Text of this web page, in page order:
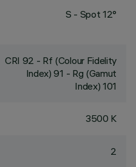
S - Spot 12°
CRI 92 - Rf (Colour Fidelity
Index) 91 - Rg (Gamut
Index) 101
3500 K
2